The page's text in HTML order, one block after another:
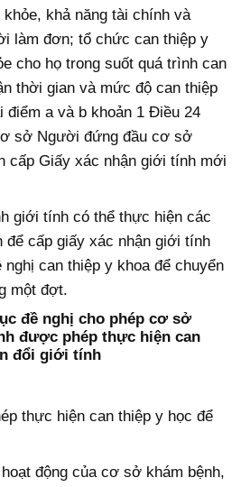
khả năng tài chính và
làm đơn; tổ chức can thiệp y
cho họ trong suốt quá trình can
thời gian và mức độ can thiệp
điểm a và b khoản 1 Điều 24
sở Người đứng đầu cơ sở
cấp Giấy xác nhận giới tính mới
giới tính có thể thực hiện các
để cấp giấy xác nhận giới tính
can thiệp y khoa để chuyển
một đợt.
đề nghị cho phép cơ sở
được phép thực hiện can
đổi giới tính
thực hiện can thiệp y học để
động của cơ sở khám bệnh,